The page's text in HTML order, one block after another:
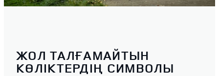
ЖОЛ ТАЛҒАМАЙТЫН
КӨЛІКТЕРДІҢ СИМВОЛЫ